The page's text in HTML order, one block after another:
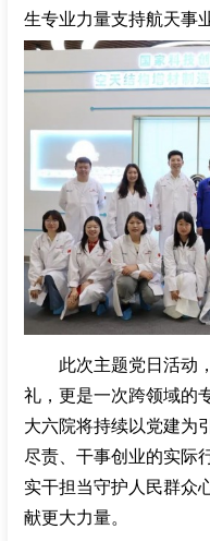
生专业力量支持航天事
此次主题党日活动
礼，更是一次跨领域的
大六院将持续以党建为
尽责、干事创业的实际
实干担当守护人民群众
献更大力量。